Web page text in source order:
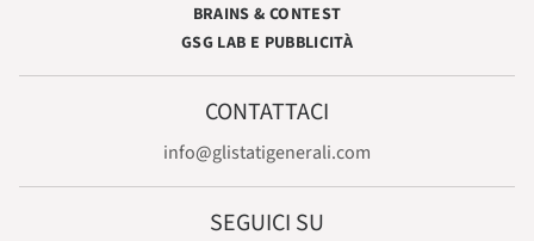
BRAINS & CONTEST
GSG LAB E PUBBLICITÀ
CONTATTACI
info@glistatigenerali.com
SEGUICI SU